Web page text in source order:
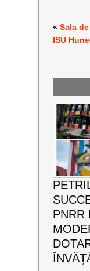
«Sala
ISU
PNRR